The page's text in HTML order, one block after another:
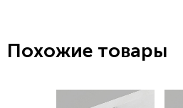
Похожие товары